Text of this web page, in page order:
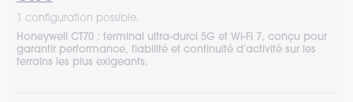
1 configuration possible.
Honeywell CT70 : terminal ultra-durci 5G et Wi-Fi 7, conçu pour
garantir performance, fiabilité et continuité d’activité sur les
terrains les plus exigeants.